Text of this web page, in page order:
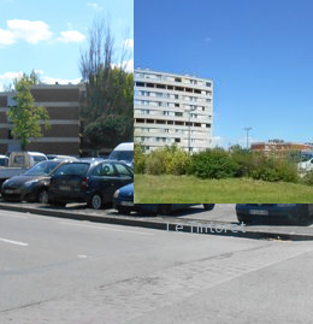
Le Tintoret